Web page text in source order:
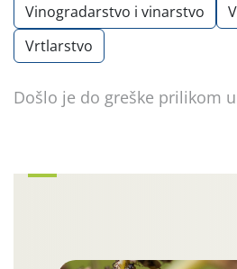
Vinogradarstvo i vinarstvo
Vrtlarstvo
Došlo je do greške prilikom